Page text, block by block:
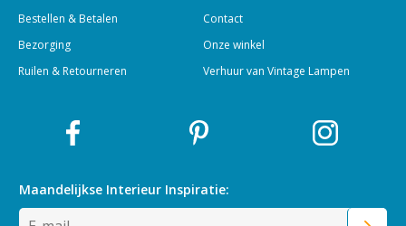
Bestellen & Betalen
Bezorging
Ruilen & Retourneren
Contact
Onze winkel
Verhuur van Vintage Lampen
Maandelijkse Interieur Inspiratie: